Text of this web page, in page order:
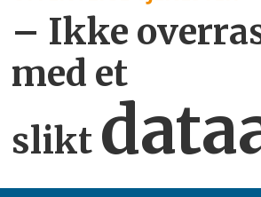
– Ikke
med et
slikt